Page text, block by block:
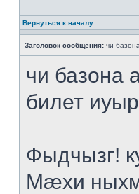
Вернуться к началу
Заголовок сообщения: чи
чи базона
билет
Фыдчызг!
Мæхи